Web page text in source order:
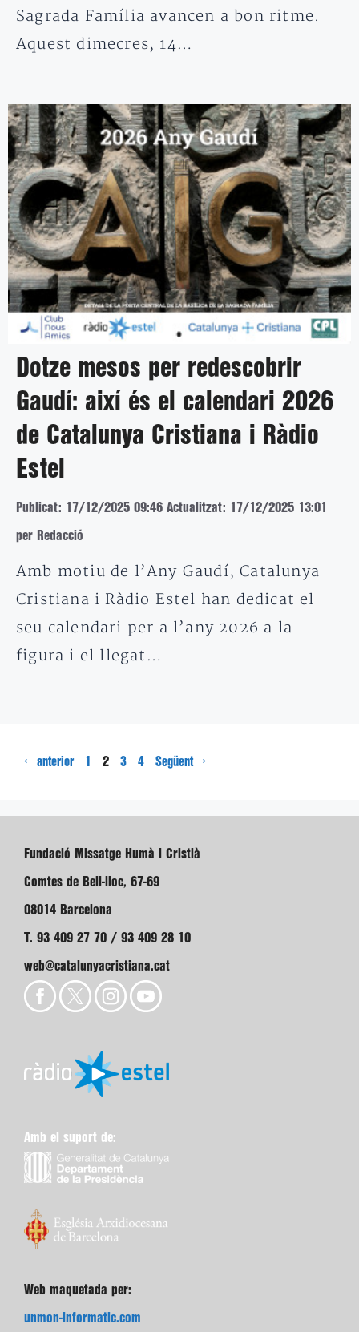
Sagrada Família avancen a bon ritme.
Aquest dimecres, 14…
Dotze mesos per redescobrir
Gaudí: així és el calendari 2026
de Catalunya Cristiana i Ràdio
Estel
Publicat: 17/12/2025 09:46 Actualitzat: 17/12/2025 13:01
per Redacció
Amb motiu de l’Any Gaudí, Catalunya
Cristiana i Ràdio Estel han dedicat el
seu calendari per a l’any 2026 a la
figura i el llegat…
← anterior PàginaPàgina
2 Pàgina
3 Pàgina
4 Següent →
Fundació Missatge Humà i Cristià
Comtes de Bell-lloc, 67-69
08014 Barcelona
T. 93 409 27 70 / 93 409 28 10
web@catalunyacristiana.cat
Amb el suport de:
Web maquetada per:
unmon-informatic.com